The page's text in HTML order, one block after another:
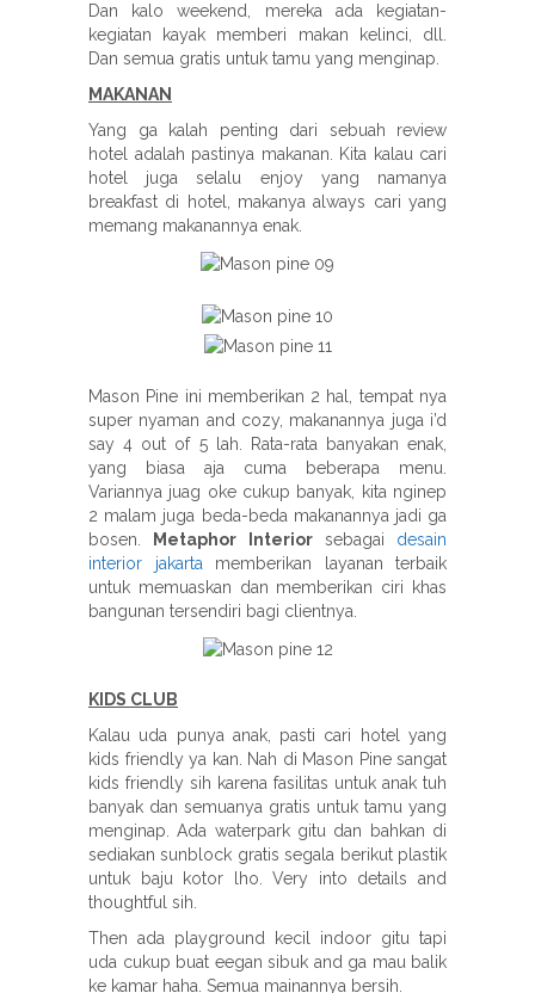
Dan kalo weekend, mereka ada kegiatan-
kegiatan kayak memberi makan kelinci, dll.
Dan semua gratis untuk tamu yang menginap.
MAKANAN
Yang ga kalah penting dari sebuah review
hotel adalah pastinya makanan. Kita kalau cari
hotel juga selalu enjoy yang namanya
breakfast di hotel, makanya always cari yang
memang makanannya enak.
Mason Pine ini memberikan 2 hal, tempat nya
super nyaman and cozy, makanannya juga i’d
say 4 out of 5 lah. Rata-rata banyakan enak,
yang biasa aja cuma beberapa menu.
Variannya juag oke cukup banyak, kita nginep
2 malam juga beda-beda makanannya jadi ga
bosen.
Metaphor Interiorsebagai desain
interior jakarta memberikan layanan terbaik
untuk memuaskan dan memberikan ciri khas
bangunan tersendiri bagi clientnya.
KIDS CLUB
Kalau uda punya anak, pasti cari hotel yang
kids friendly ya kan. Nah di Mason Pine sangat
kids friendly sih karena fasilitas untuk anak tuh
banyak dan semuanya gratis untuk tamu yang
menginap. Ada waterpark gitu dan bahkan di
sediakan sunblock gratis segala berikut plastik
untuk baju kotor lho. Very into details and
thoughtful sih.
Then ada playground kecil indoor gitu tapi
uda cukup buat eegan sibuk and ga mau balik
ke kamar haha. Semua mainannya bersih.